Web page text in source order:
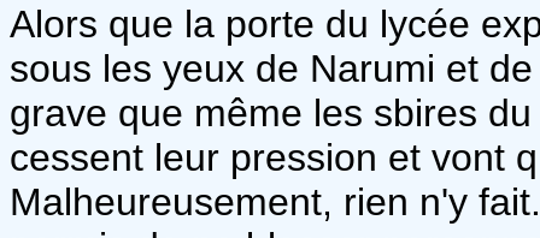
Alors que la porte du lycée
sous les yeux de Narumi et
grave que même les sbires
cessent leur pression et vont
Malheureusement, rien n'y